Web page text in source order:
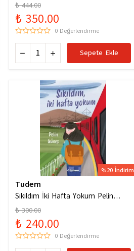
₺ 444.00
₺ 350.00
0 Değerlendirme
Sepete Ekle
%20 İndirim
Tudem
Sıkıldım İki Hafta Yokum Pelin
Güneş
₺ 300.00
₺ 240.00
0 Değerlendirme